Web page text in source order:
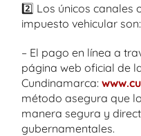
2️⃣ Los únicos canales
impuesto vehicular son:
– El pago en línea a
página web oficial de
Cundinamarca:
método asegura que
manera segura y
gubernamentales.